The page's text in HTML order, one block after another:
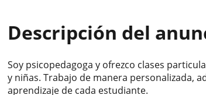
Descripción del
Soy psicopedagoga y ofrezco clases
y niñas. Trabajo de manera personalizada,
aprendizaje de cada estudiante.